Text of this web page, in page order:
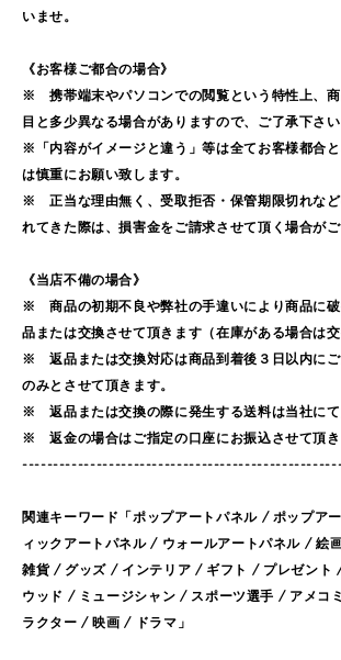
いませ。
《お客様ご都合の場合》
※ 携帯端末やパソコンでの閲覧という特性上、
目と多少異なる場合がありますので、ご了承下さい
※「内容がイメージと違う」等は全てお客様都合
は慎重にお願い致します。
※ 正当な理由無く、受取拒否・保管期限切れなど
れてきた際は、損害金をご請求させて頂く場合がご
《当店不備の場合》
※ 商品の初期不良や弊社の手違いにより商品に
品または交換させて頂きます（在庫がある場合は交
※ 返品または交換対応は商品到着後３日以内に
のみとさせて頂きます。
※ 返品または交換の際に発生する送料は当社にて
※ 返金の場合はご指定の口座にお振込させて頂き
関連キーワード「ポップアートパネル / ポップア
ィックアートパネル / ウォールアートパネル /
雑貨 / グッズ / インテリア / ギフト / プレゼン
ウッド / ミュージシャン / スポーツ選手 / アメコ
ラクター / 映画 / ドラマ」